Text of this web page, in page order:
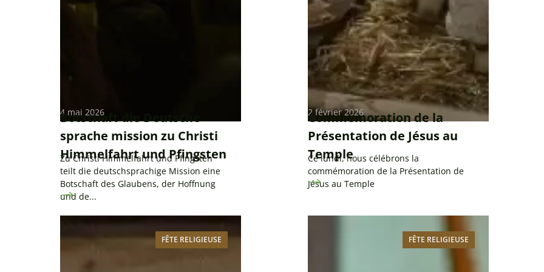
4 mai 2026
Botschaft die Deutsche
sprache mission zu Christi
Himmelfahrt und Pfingsten
Zu Christi Himmelfahrt und Pfingsten
teilt die deutschsprachige Mission eine
Botschaft des Glaubens, der Hoffnung
und de...
2 février 2026
Commémoration de la
Présentation de Jésus au
Temple
Ce lundi, nous célébrons la
commémoration de la Présentation de
Jésus au Temple
FÊTE RELIGIEUSE FÊTE RELIGIEUSE